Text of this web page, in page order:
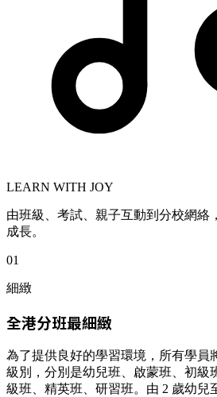
LEARN WITH JOY
由班級、考試、親子互動到分校網絡
成長。
01
細緻
全港分班最細緻
為了提供良好的學習環境，所有學員
級別，分別是幼兒班、啟蒙班、初級
級班、精英班、研習班。由 2 歲幼兒